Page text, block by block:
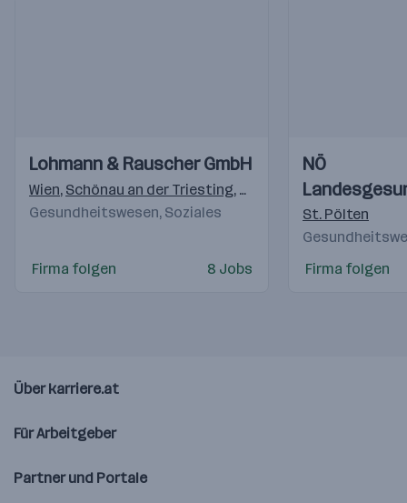
Videos
Einblicke
Einblicke
Lohmann & Rauscher GmbH
Wien, Schönau an der Triesting, Graz
Gesundheitswesen, Soziales
Firma folgen 8 Jobs
Videos
Einblicke
Einblicke
NÖ
St. Pölten
Firma folgen
Über karriere.at
Für Arbeitgeber
Partner und Portale